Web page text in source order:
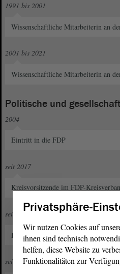
1991 bis 2001
Wissenschaftliche Mitarbeiterin an
2001 bis 2021
Wissenschaftliche Mitarbeiterin an
Politische und
2004
Eintritt in die FDP
seit 2017
Kreisvorsitzende im FDP-
seit 2017
Beisitzerin im FDP-Landesvorstand
seit 2021
Privatsphäre-
Wir nutzen Cookies auf
ihnen sind technisch
helfen, diese Website zu
Funktionalitäten zur